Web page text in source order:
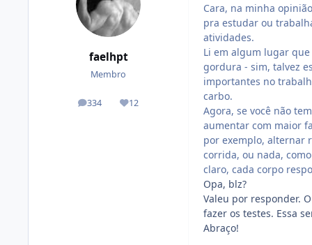
faelhpt
Membro
334
posts 12
Reputação
Cara, na minha
pra estudar ou
atividades.
Li em algum lugar
gordura - sim, talvez
importantes no
carbo.
Agora, se você não
aumentar com maior
por exemplo, alternar
corrida, ou nada,
claro, cada corpo
Opa, blz?
Valeu por responder.
fazer os testes. Essa
Abraço!